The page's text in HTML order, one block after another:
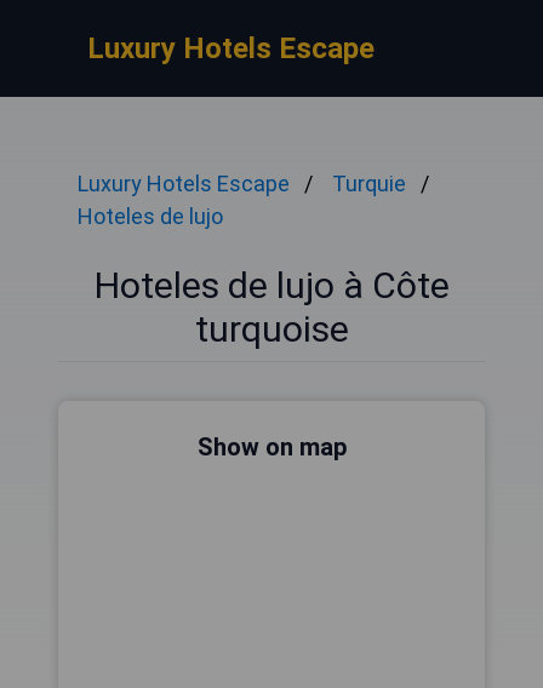
Luxury Hotels Escape
Luxury Hotels Escape
Turquie
Hoteles de lujo
Hoteles de lujo à Côte
turquoise
Show on map